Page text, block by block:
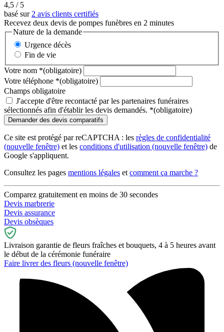
4,5 / 5
basé sur 2 avis clients certifiés
Recevez deux devis de pompes funèbres en 2 minutes
Nature de la demande
Urgence décès
Fin de vie
Votre nom *(obligatoire)
Votre téléphone *(obligatoire)
Champs obligatoire
J'accepte d'être recontacté par les partenaires funéraires
sélectionnés afin d'établir les devis demandés. *(obligatoire)
Ce site est protégé par reCAPTCHA : les règles de confidentialité
(nouvelle fenêtre) et les conditions d'utilisation (nouvelle fenêtre) de
Google s'appliquent.
Consultez les pages mentions légales et comment ça marche ?
Comparez gratuitement en moins de 30 secondes
Devis marbrerie
Devis assurance
Devis obsèques
Livraison garantie de fleurs fraîches et bouquets, 4 à 5 heures avant
le début de la cérémonie funéraire
Faire livrer des fleurs (nouvelle fenêtre)